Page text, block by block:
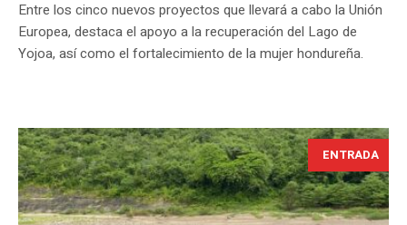
Entre los cinco nuevos proyectos que llevará a cabo la Unión
Europea, destaca el apoyo a la recuperación del Lago de
Yojoa, así como el fortalecimiento de la mujer hondureña.
ENTRADA